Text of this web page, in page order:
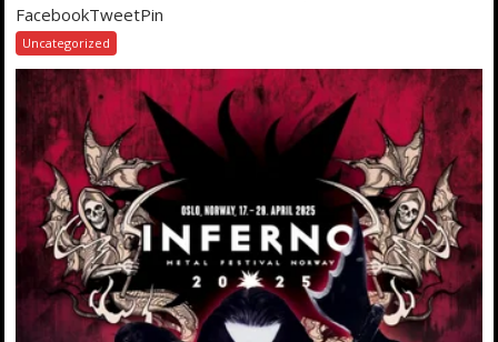
FacebookTweetPin
Uncategorized